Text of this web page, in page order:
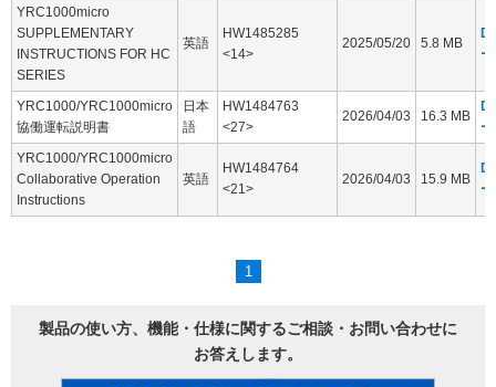
YRC1000micro
SUPPLEMENTARY
INSTRUCTIONS FOR HC
SERIES
英語
HW1485285
<14>
2025/05/20 5.8 MB
YRC1000/YRC1000micro
協働運転説明書
日本
語
HW1484763
<27>
2026/04/03 16.3 MB
YRC1000/YRC1000micro
Collaborative Operation
Instructions
英語
HW1484764
<21>
2026/04/03 15.9 MB
1
製品の使い方、機能・仕様に関するご相談・お問い合わせに
お答えします。